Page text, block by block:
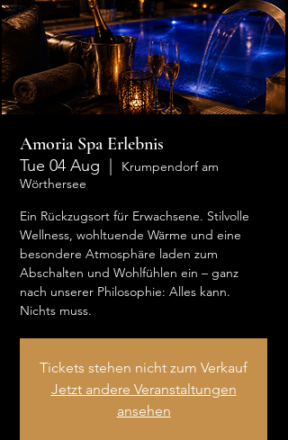
Amoria Spa Erlebnis
Tue 04 Aug
Krumpendorf am
Wörthersee
Ein Rückzugsort für Erwachsene. Stilvolle
Wellness, wohltuende Wärme und eine
besondere Atmosphäre laden zum
Abschalten und Wohlfühlen ein – ganz
nach unserer Philosophie: Alles kann.
Nichts muss.
Tickets stehen nicht zum Verkauf
Jetzt andere Veranstaltungen
ansehen